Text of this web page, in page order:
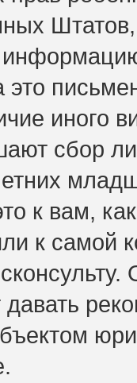
это
иного
сбор
к вам,
к самой